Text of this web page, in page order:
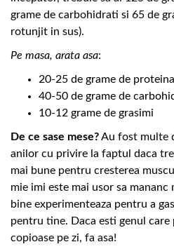
grame de carbohidrati si 65 de
rotunjit in sus).
Pe masa, arata asa:
20-25 de grame de proteina
40-50 de grame de
10-12 grame de grasimi
De ce sase mese?Au fost multe
anilor cu privire la faptul daca
mai bune pentru cresterea
mie imi este mai usor sa mananc
bine experimenteaza pentru a
pentru tine. Daca esti genul care
copioase pe zi, fa asa!